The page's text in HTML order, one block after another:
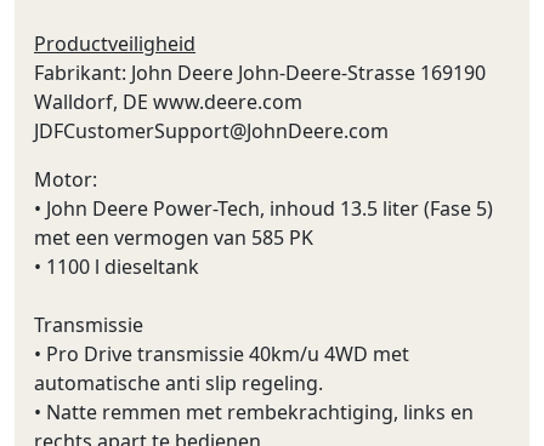
Productveiligheid
Fabrikant: John Deere John-Deere-Strasse 169190
Walldorf, DE www.deere.com
JDFCustomerSupport@JohnDeere.com
Motor:
• John Deere Power-Tech, inhoud 13.5 liter (Fase 5)
met een vermogen van 585 PK
• 1100 l dieseltank
Transmissie
• Pro Drive transmissie 40km/u 4WD met
automatische anti slip regeling.
• Natte remmen met rembekrachtiging, links en
rechts apart te bedienen